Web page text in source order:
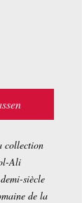
collection
Ali
siècle
de la